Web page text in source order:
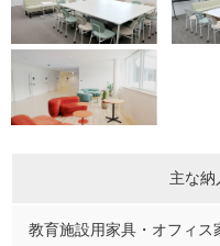
主な納
教育施設用家具・オフィス